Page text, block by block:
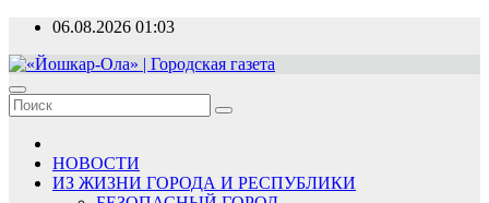
Перейти
содержимому
06.08.2026 01:03
«Йошкар-Ола» | Городская газета
Новости, события, люди
НОВОСТИ
ИЗ ЖИЗНИ ГОРОДА И РЕСПУБЛИКИ